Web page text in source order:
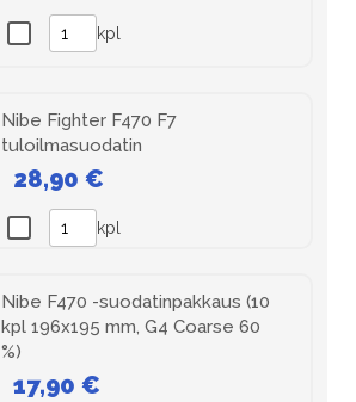
kpl
Nibe Fighter F470 F7
tuloilmasuodatin
28,90 €
kpl
Nibe F470 -suodatinpakkaus (10
kpl 196x195 mm, G4 Coarse 60
%)
17,90 €